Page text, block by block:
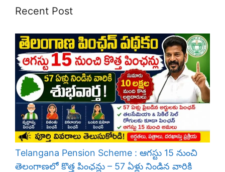
Recent Post
Telangana Pension Scheme : ఆగస్టు 15 నుంచి
తెలంగాణలో కొత్త పింఛన్లు – 57 ఏళ్లు నిండిన వారికి